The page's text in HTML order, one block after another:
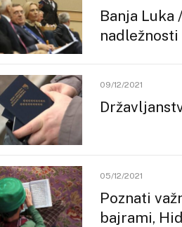
Banja Luka
nadležnosti
09/12/2021
05/12/2021
Poznati
bajrami,